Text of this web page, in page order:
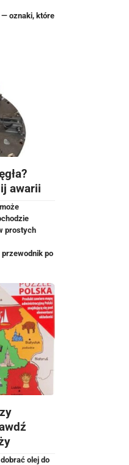
— oznaki, które
awarii
prostych
po
olej do